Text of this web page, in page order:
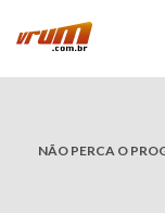
NÃO PERCA O